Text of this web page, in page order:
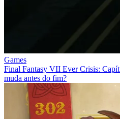
Games
Final Fantasy VII Ever Crisis:
muda antes do fim?